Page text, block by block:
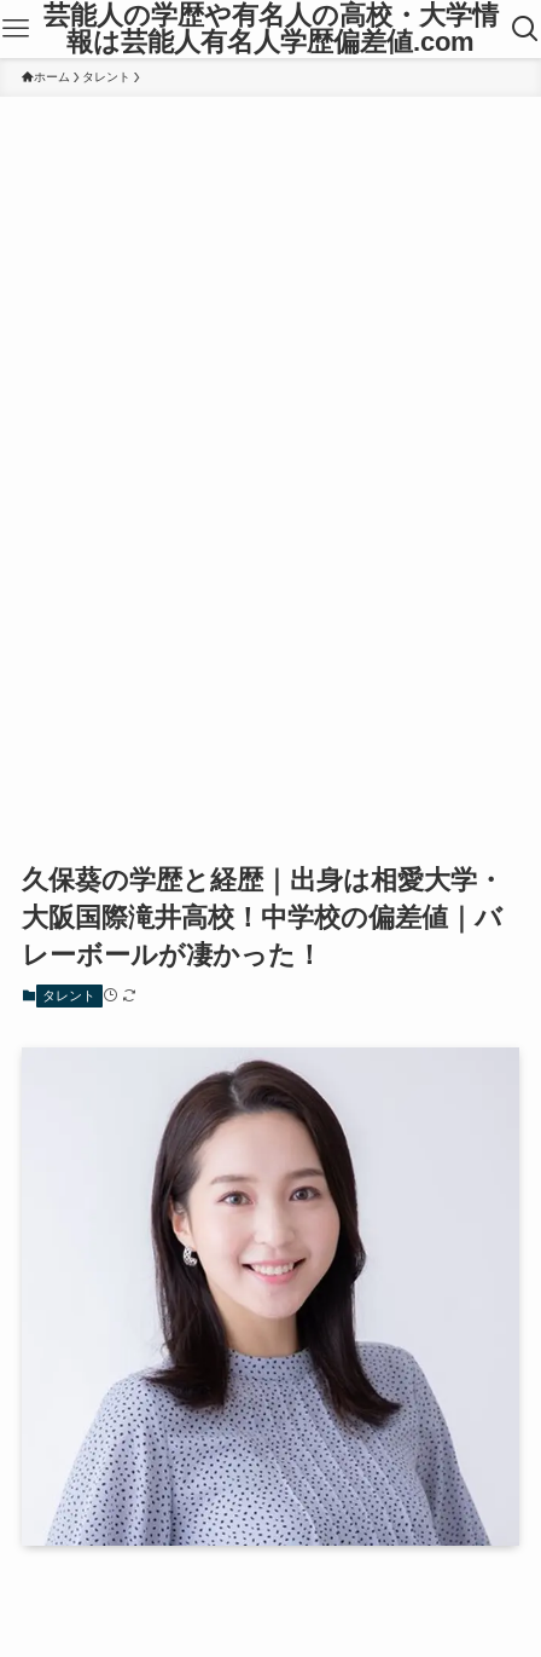
芸能人の学歴や有名人の高校・大学情
報は芸能人有名人学歴偏差値.com
ホーム タレント
久保葵の学歴と経歴｜出身は相愛大学・
大阪国際滝井高校！中学校の偏差値｜バ
レーボールが凄かった！
タレント